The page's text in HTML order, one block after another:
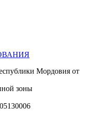
Мордовия от
зоны